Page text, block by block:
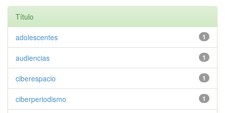
Título
1
adolescentes
1
audiencias
1
ciberespacio
1
ciberperiodismo